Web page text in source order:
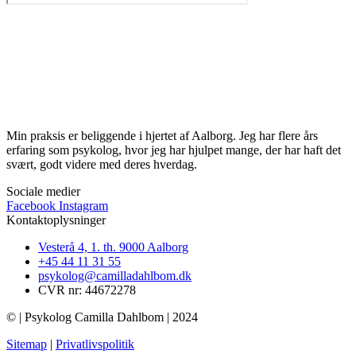
Min praksis er beliggende i hjertet af Aalborg. Jeg har flere års
erfaring som psykolog, hvor jeg har hjulpet mange, der har haft det
svært, godt videre med deres hverdag.
Sociale medier
Facebook Instagram
Kontaktoplysninger​
Vesterå 4, 1. th. 9000 Aalborg
+45 44 11 31 55
psykolog@camilladahlbom.dk
CVR nr: 44672278
© | Psykolog Camilla Dahlbom | 2024
Sitemap | Privatlivspolitik